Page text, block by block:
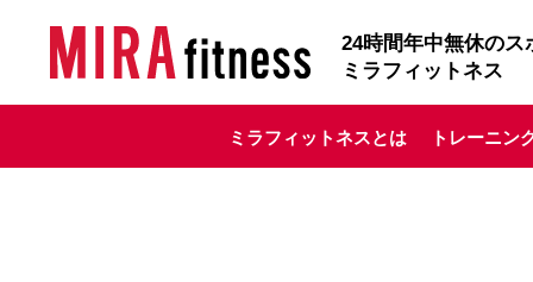
24時間年中無休のス
ミラフィットネス
ミラフィットネスとは トレーニン